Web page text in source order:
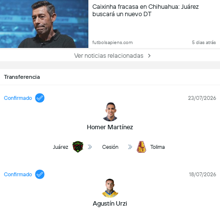
Caixinha fracasa en Chihuahua: Juárez
buscará un nuevo DT
futbolsapiens.com 5 dias atrás
Ver noticias relacionadas
Transferencia
Confirmado
Homer Martínez
23/07/2026
Juárez Cesión Tolima
Confirmado
Agustín Urzi
18/07/2026